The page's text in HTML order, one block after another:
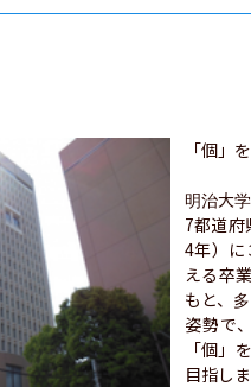
「個」
明治大
7都道府
4年）に
える卒
もと、
姿勢で
「個」
目指しま